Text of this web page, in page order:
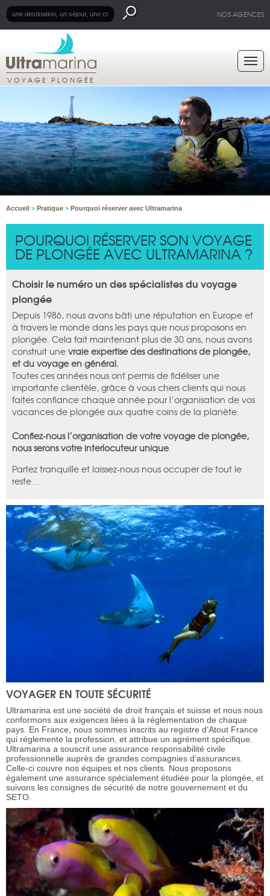
NOS AGENCES
VOYAGE PLONGÉE
Accueil > Pratique > Pourquoi réserver avec Ultramarina
POURQUOI RÉSERVER SON VOYAGE
DE PLONGÉE AVEC ULTRAMARINA ?
Choisir le numéro un des spécialistes du voyage
plongée
Depuis 1986, nous avons bâti une réputation en Europe et
à travers le monde dans les pays que nous proposons en
plongée. Cela fait maintenant plus de 30 ans, nous avons
construit une vraie expertise des destinations de plongée,
et du voyage en général.
Toutes ces années nous ont permis de fidéliser une
importante clientèle, grâce à vous chers clients qui nous
faites confiance chaque année pour l’organisation de vos
vacances de plongée aux quatre coins de la planète.
Confiez-nous l’organisation de votre voyage de plongée,
nous serons votre interlocuteur unique.
Partez tranquille et laissez-nous nous occuper de tout le
reste…
VOYAGER EN TOUTE SÉCURITÉ
Ultramarina est une société de droit français et suisse et nous nous
conformons aux exigences liées à la réglementation de chaque
pays. En France, nous sommes inscrits au registre d’Atout France
qui réglemente la profession, et attribue un agrément spécifique.
Ultramarina a souscrit une assurance responsabilité civile
professionnelle auprès de grandes compagnies d’assurances.
Celle-ci couvre nos équipes et nos clients. Nous proposons
également une assurance spécialement étudiée pour la plongée, et
suivons les consignes de sécurité de notre gouvernement et du
SETO.